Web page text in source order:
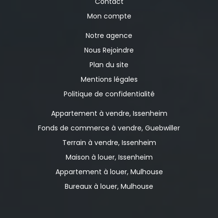
Mon compte
Notre agence
Nous Rejoindre
Plan du site
Mentions légales
Politique de confidentialité
Appartement à vendre, Issenheim
Fonds de commerce à vendre, Guebwiller
Terrain à vendre, Issenheim
Maison à louer, Issenheim
Appartement à louer, Mulhouse
Bureaux à louer, Mulhouse